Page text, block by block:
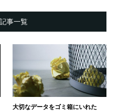
事一覧
大切なデータをゴミ箱にいれた